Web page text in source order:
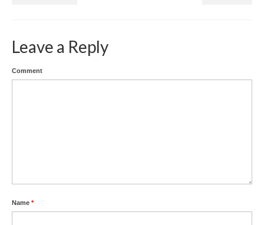
Leave a Reply
Comment
Name *